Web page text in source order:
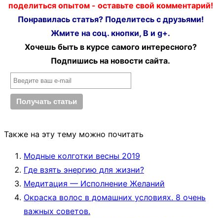
поделиться опытом - оставьте свой комментарий!
Понравилась статья? Поделитесь с друзьями!
Жмите на соц. кнопки, В и g+.
Хочешь быть в курсе самого интересного?
Подпишись на новости сайта.
Также на эту тему можно почитать
Модные колготки весны 2019
Где взять энергию для жизни?
Медитация — Исполнение Желаний
Окраска волос в домашних условиях. 8 очень
важных советов.